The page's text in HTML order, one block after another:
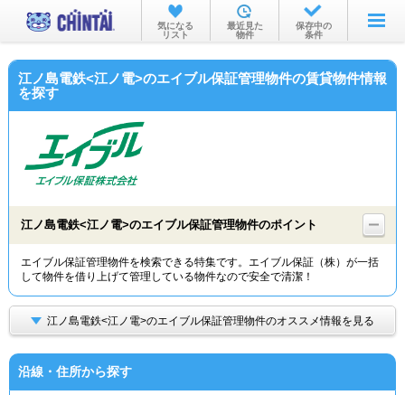
お部屋を探す
沿線・駅から
不動産会社から
TOP
気になる
リスト
最近見た
物件
保存中の
条件
江ノ島電鉄<江ノ電>のエイブル保証管理物件の賃貸物件情報
を探す
江ノ島電鉄<江ノ電>のエイブル保証管理物件のポイント
エイブル保証管理物件を検索できる特集です。エイブル保証（株）が一括
して物件を借り上げて管理している物件なので安全で清潔！
江ノ島電鉄<江ノ電>のエイブル保証管理物件のオススメ情報を見る
沿線・住所から探す